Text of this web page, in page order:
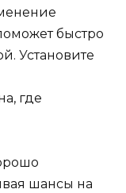
быстро
Установите
где
шансы на